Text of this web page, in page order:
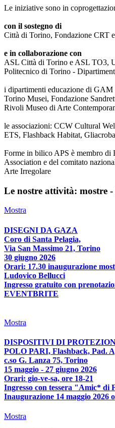
Le iniziative sono in
con il sostegno di
Città di Torino, Fondazione CRT
e in collaborazione con
ASL Città di Torino e ASL TO3,
Politecnico di Torino -
i dipartimenti educazione di GAM
Torino Musei, Fondazione
Rivoli Museo di Arte
le associazioni: CCW Cultural
ETS, Flashback Habitat,
Forme in bilico APS è membro di
Association e del comitato
Arte Irregolare
Le nostre attività: mostre
Mostra
DISEGNI DA GAZA
Coro di Santa Pelagia,
Via San Massimo 21, Torino
30 giugno 2026
Orari: 17.30 inaugurazione
Ludovico Bellucci
Ingresso gratuito con
EVENTBRITE
Mostra
DISPOSITIVI DI
POLO PARI, Flashback, Pad.
c.so G. Lanza 75, Torino
15 maggio - 27 giugno 2026
Orari: gio-ve-sa, ore 18-21
Ingresso con tessera "Amic* di
Inaugurazione 14 maggio 2026
Mostra